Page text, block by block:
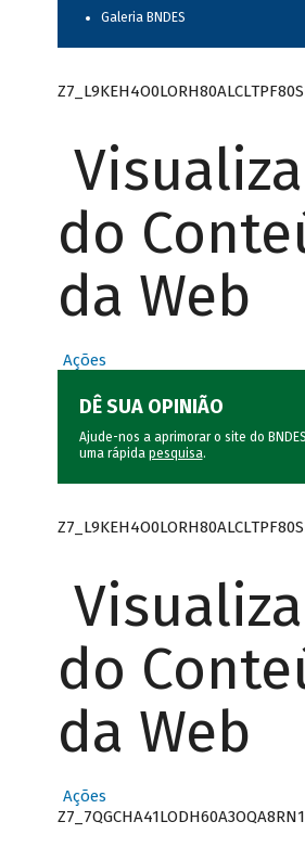
Galeria BNDES
do
da Web
Ações
DÊ SUA OPINIÃO
Ajude-nos a aprimorar o site do
uma rápida pesquisa.
do
da Web
Ações